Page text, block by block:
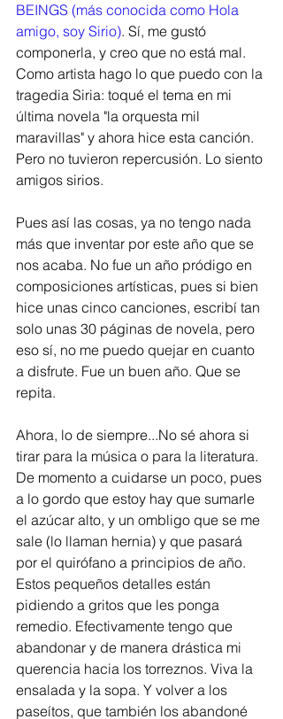
BEINGS (más conocida como Hola
amigo, soy Sirio). Sí, me gustó
componerla, y creo que no está mal.
Como artista hago lo que puedo con la
tragedia Siria: toqué el tema en mi
última novela "la orquesta mil
maravillas" y ahora hice esta canción.
Pero no tuvieron repercusión. Lo siento
amigos sirios.
Pues así las cosas, ya no tengo nada
más que inventar por este año que se
nos acaba. No fue un año pródigo en
composiciones artísticas, pues si bien
hice unas cinco canciones, escribí tan
solo unas 30 páginas de novela, pero
eso sí, no me puedo quejar en cuanto
a disfrute. Fue un buen año. Que se
repita.
Ahora, lo de siempre...No sé ahora si
tirar para la música o para la literatura.
De momento a cuidarse un poco, pues
a lo gordo que estoy hay que sumarle
el azúcar alto, y un ombligo que se me
sale (lo llaman hernia) y que pasará
por el quirófano a principios de año.
Estos pequeños detalles están
pidiendo a gritos que les ponga
remedio. Efectivamente tengo que
abandonar y de manera drástica mi
querencia hacia los torreznos. Viva la
ensalada y la sopa. Y volver a los
paseítos, que también los abandoné